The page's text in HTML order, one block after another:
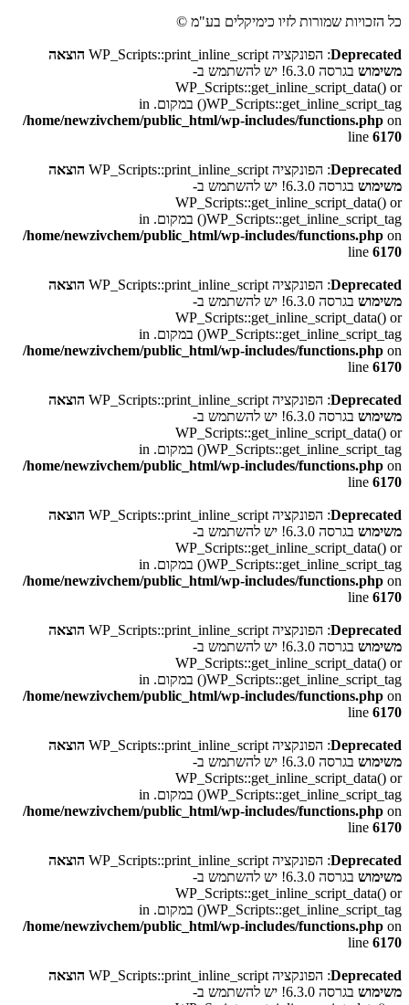
כל הזכויות שמורות לזיו כימיקלים בע"מ ©
Deprecated: הפונקציה WP_Scripts::print_inline_script
הוצאה
משימוש
בגרסה 6.3.0! יש להשתמש ב-
WP_Scripts::get_inline_script_data() or
WP_Scripts::get_inline_script_tag() במקום. in
/home/newzivchem/public_html/wp-includes/functions.php on
line 6170
Deprecated: הפונקציה WP_Scripts::print_inline_script
הוצאה
משימוש
בגרסה 6.3.0! יש להשתמש ב-
WP_Scripts::get_inline_script_data() or
WP_Scripts::get_inline_script_tag() במקום. in
/home/newzivchem/public_html/wp-includes/functions.php on
line 6170
Deprecated: הפונקציה WP_Scripts::print_inline_script
הוצאה
משימוש
בגרסה 6.3.0! יש להשתמש ב-
WP_Scripts::get_inline_script_data() or
WP_Scripts::get_inline_script_tag() במקום. in
/home/newzivchem/public_html/wp-includes/functions.php on
line 6170
Deprecated: הפונקציה WP_Scripts::print_inline_script
הוצאה
משימוש
בגרסה 6.3.0! יש להשתמש ב-
WP_Scripts::get_inline_script_data() or
WP_Scripts::get_inline_script_tag() במקום. in
/home/newzivchem/public_html/wp-includes/functions.php on
line 6170
Deprecated: הפונקציה WP_Scripts::print_inline_script
הוצאה
משימוש
בגרסה 6.3.0! יש להשתמש ב-
WP_Scripts::get_inline_script_data() or
WP_Scripts::get_inline_script_tag() במקום. in
/home/newzivchem/public_html/wp-includes/functions.php on
line 6170
Deprecated: הפונקציה WP_Scripts::print_inline_script
הוצאה
משימוש
בגרסה 6.3.0! יש להשתמש ב-
WP_Scripts::get_inline_script_data() or
WP_Scripts::get_inline_script_tag() במקום. in
/home/newzivchem/public_html/wp-includes/functions.php on
line 6170
Deprecated: הפונקציה WP_Scripts::print_inline_script
הוצאה
משימוש
בגרסה 6.3.0! יש להשתמש ב-
WP_Scripts::get_inline_script_data() or
WP_Scripts::get_inline_script_tag() במקום. in
/home/newzivchem/public_html/wp-includes/functions.php on
line 6170
Deprecated: הפונקציה WP_Scripts::print_inline_script
הוצאה
משימוש
בגרסה 6.3.0! יש להשתמש ב-
WP_Scripts::get_inline_script_data() or
WP_Scripts::get_inline_script_tag() במקום. in
/home/newzivchem/public_html/wp-includes/functions.php on
line 6170
Deprecated: הפונקציה WP_Scripts::print_inline_script
הוצאה
משימוש
בגרסה 6.3.0! יש להשתמש ב-